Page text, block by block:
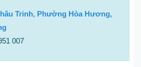
Trinh, Phường Hòa Hương,
007